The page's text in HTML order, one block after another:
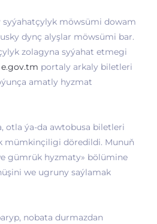
syýahatçylyk möwsümi dowam
dynç alyşlar möwsümi bar.
zolagyna syýahat etmegi
e.gov.tm portaly arkaly biletleri
amatly hyzmat
otla ýa-da awtobusa biletleri
mümkinçiligi döredildi. Munuň
gümrük hyzmaty» bölümine
we ugruny saýlamak
nobata durmazdan